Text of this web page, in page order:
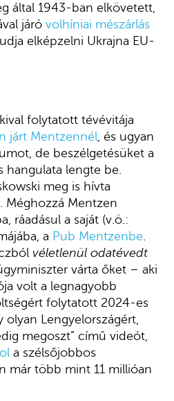
által 1943-ban elkövetett,
járó volhíniai mészárlás
elképzelni Ukrajna EU-
folytatott tévévitája
járt Mentzennél , és ugyan
de beszélgetésüket a
hangulata lengte be.
meg is hívta
Méghozzá Mentzen
ráadásul a saját (v.ö.:
a Pub Mentzenbe
véletlenül odatévedt
várta őket – aki
volt a legnagyobb
folytatott 2024-es
olyan Lengyelországért,
megoszt” című videót,
a szélsőjobbos
már több mint 11 millióan